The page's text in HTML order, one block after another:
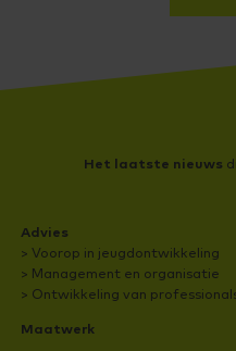
Het laatste nieuws
Advies
> Voorop in jeugdontwikkeling
> Management en organisatie
> Ontwikkeling van
Maatwerk